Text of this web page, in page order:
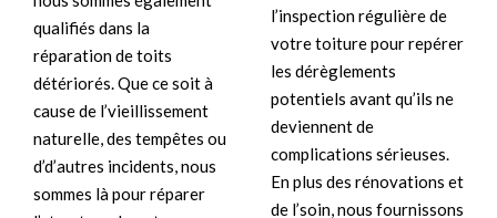
qualifiés dans la
réparation de toits
détériorés. Que ce soit à
cause de l’vieillissement
naturelle, des tempêtes ou
d’d’autres incidents, nous
sommes là pour réparer
l’inspection régulière de
votre toiture pour repérer
les dérèglements
potentiels avant qu’ils ne
deviennent de
complications sérieuses.
En plus des rénovations et
de l’soin, nous fournissons